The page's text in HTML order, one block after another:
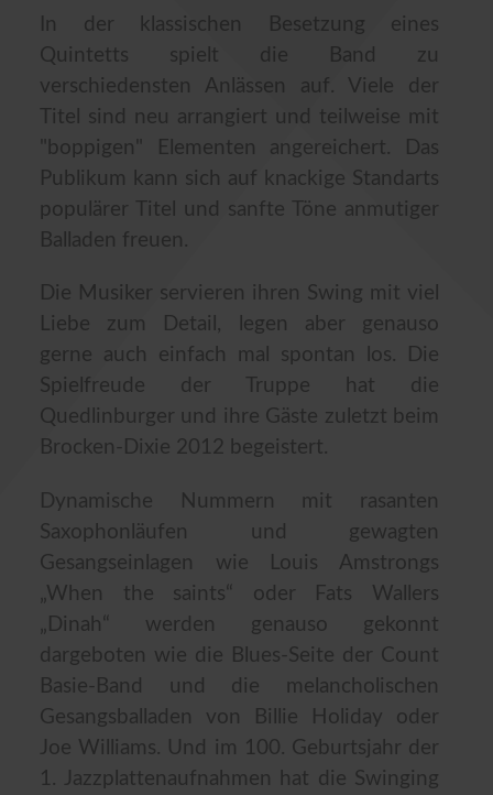
In der klassischen Besetzung eines
Quintetts spielt die Band zu
verschiedensten Anlässen auf. Viele der
Titel sind neu arrangiert und teilweise mit
"boppigen" Elementen angereichert. Das
Publikum kann sich auf knackige Standarts
populärer Titel und sanfte Töne anmutiger
Balladen freuen.
Die Musiker servieren ihren Swing mit viel
Liebe zum Detail, legen aber genauso
gerne auch einfach mal spontan los. Die
Spielfreude der Truppe hat die
Quedlinburger und ihre Gäste zuletzt beim
Brocken-Dixie 2012 begeistert.
Dynamische Nummern mit rasanten
Saxophonläufen und gewagten
Gesangseinlagen wie Louis Amstrongs
„When the saints“ oder Fats Wallers
„Dinah“ werden genauso gekonnt
dargeboten wie die Blues-Seite der Count
Basie-Band und die melancholischen
Gesangsballaden von Billie Holiday oder
Joe Williams. Und im 100. Geburtsjahr der
1. Jazzplattenaufnahmen hat die Swinging